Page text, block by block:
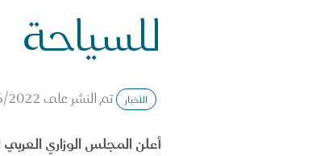
للسياحة
الأخبار تم النشر على 2022